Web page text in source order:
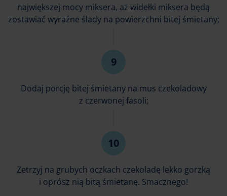
największej mocy miksera, aż widełki miksera będą
zostawiać wyraźne ślady na powierzchni bitej śmietany;
Dodaj porcję bitej śmietany na mus czekoladowy
z czerwonej fasoli;
Zetrzyj na grubych oczkach czekoladę lekko gorzką
i oprósz nią bitą śmietanę. Smacznego!